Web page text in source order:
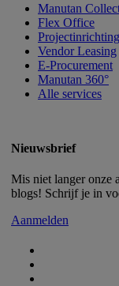
Manutan
Flex Office
Projectinrichting
Vendor Leasing
E-Procurement
Manutan 360°
Alle services
Nieuwsbrief
Mis niet langer onze
blogs! Schrijf je in
Aanmelden